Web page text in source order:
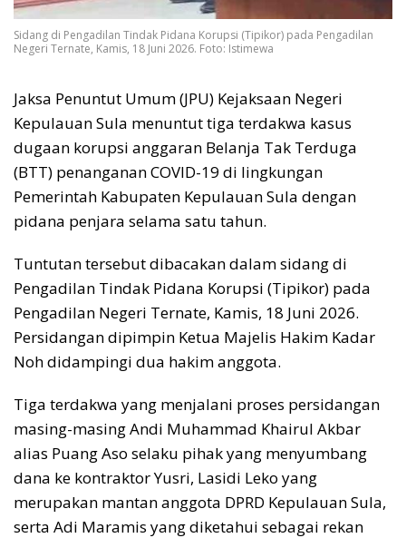
Sidang di Pengadilan Tindak Pidana Korupsi (Tipikor) pada Pengadilan
Negeri Ternate, Kamis, 18 Juni 2026. Foto: Istimewa
Jaksa Penuntut Umum (JPU) Kejaksaan Negeri
Kepulauan Sula menuntut tiga terdakwa kasus
dugaan korupsi anggaran Belanja Tak Terduga
(BTT) penanganan COVID-19 di lingkungan
Pemerintah Kabupaten Kepulauan Sula dengan
pidana penjara selama satu tahun.
Tuntutan tersebut dibacakan dalam sidang di
Pengadilan Tindak Pidana Korupsi (Tipikor) pada
Pengadilan Negeri Ternate, Kamis, 18 Juni 2026.
Persidangan dipimpin Ketua Majelis Hakim Kadar
Noh didampingi dua hakim anggota.
Tiga terdakwa yang menjalani proses persidangan
masing-masing Andi Muhammad Khairul Akbar
alias Puang Aso selaku pihak yang menyumbang
dana ke kontraktor Yusri, Lasidi Leko yang
merupakan mantan anggota DPRD Kepulauan Sula,
serta Adi Maramis yang diketahui sebagai rekan